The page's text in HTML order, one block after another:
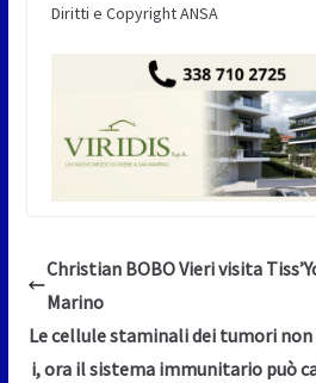
Diritti e Copyright ANSA
Christian BOBO Vieri visita
Marino
Le cellule staminali dei tumori
i, ora il sistema immunitario può